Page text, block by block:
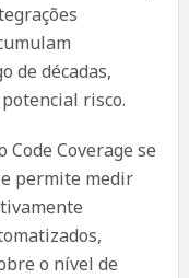
de décadas,
risco.
Coverage se
permite medir
o nível de